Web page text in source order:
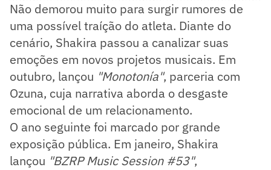
Não demorou muito para surgir rumores de
uma possível traíção do atleta. Diante do
cenário, Shakira passou a canalizar suas
emoções em novos projetos musicais. Em
outubro, lançou "Monotonía", parceria com
Ozuna, cuja narrativa aborda o desgaste
emocional de um relacionamento.
O ano seguinte foi marcado por grande
exposição pública. Em janeiro, Shakira
lançou "BZRP Music Session #53",